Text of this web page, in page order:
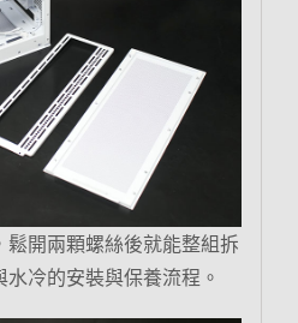
開兩顆螺絲後就能整組拆
冷的安裝與保養流程。